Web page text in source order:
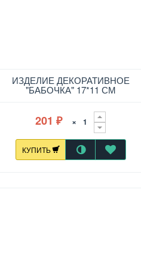
ИЗДЕЛИЕ ДЕКОРАТИВНОЕ
"БАБОЧКА" 17*11 СМ
201₽ ×
КУПИТЬ